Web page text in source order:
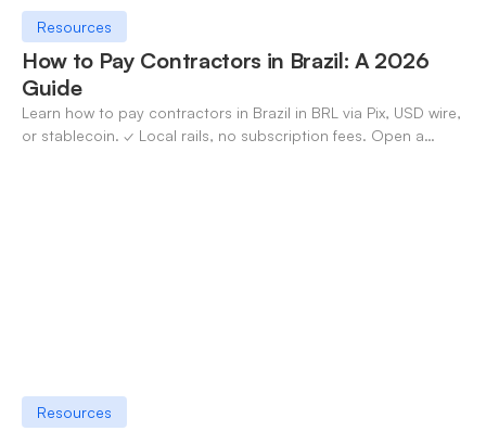
Resources
How to Pay Contractors in Brazil: A 2026
Guide
Learn how to pay contractors in Brazil in BRL via Pix, USD wire,
or stablecoin. ✓ Local rails, no subscription fees. Open a
Resources